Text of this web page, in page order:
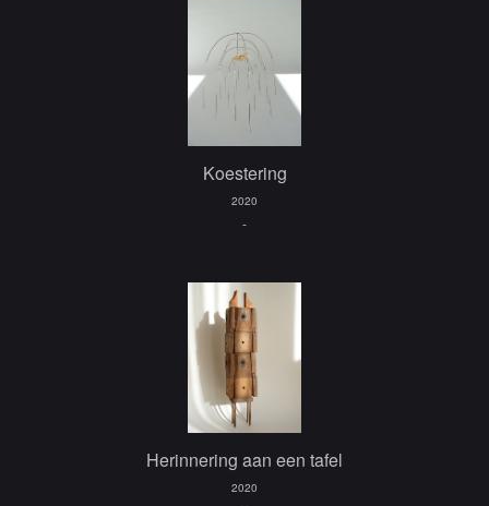
Koestering
2020
-
Herinnering aan een tafel
2020